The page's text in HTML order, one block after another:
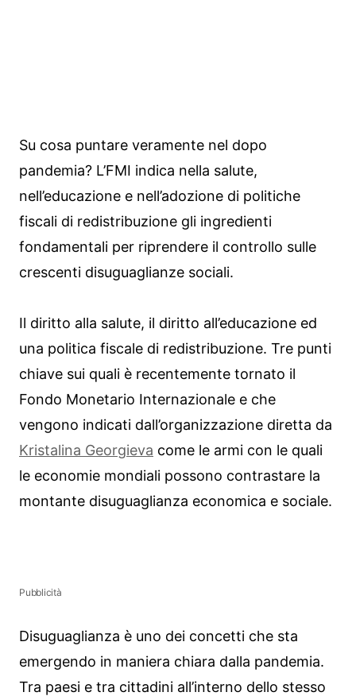
Su cosa puntare veramente nel dopo
pandemia? L’FMI indica nella salute,
nell’educazione e nell’adozione di politiche
fiscali di redistribuzione gli ingredienti
fondamentali per riprendere il controllo sulle
crescenti disuguaglianze sociali.
Il diritto alla salute, il diritto all’educazione ed
una politica fiscale di redistribuzione. Tre punti
chiave sui quali è recentemente tornato il
Fondo Monetario Internazionale e che
vengono indicati dall’organizzazione diretta da
Kristalina Georgieva come le armi con le quali
le economie mondiali possono contrastare la
montante disuguaglianza economica e sociale.
Pubblicità
Disuguaglianza è uno dei concetti che sta
emergendo in maniera chiara dalla pandemia.
Tra paesi e tra cittadini all’interno dello stesso